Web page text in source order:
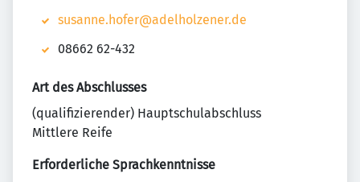
susanne.hofer@adelholzener.de
08662 62-432
Art des Abschlusses
(qualifizierender) Hauptschulabschluss
Mittlere Reife
Erforderliche Sprachkenntnisse